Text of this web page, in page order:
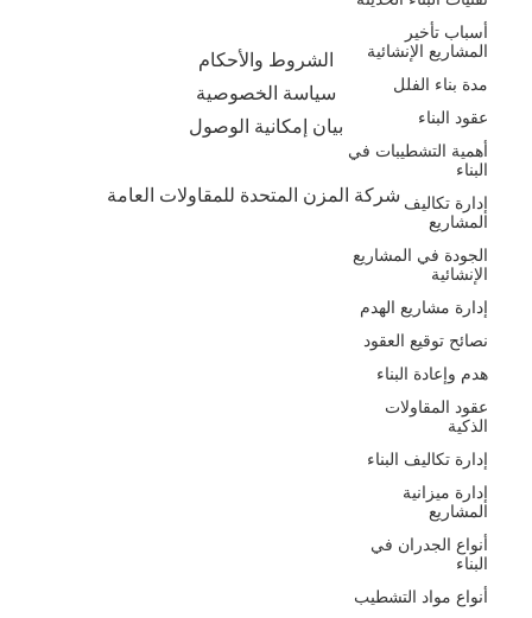
أسباب تأخير
المشاريع الإنشائية
مدة بناء الفلل
عقود البناء
أهمية التشطيبات في
البناء
إدارة تكاليف
المشاريع
الجودة في المشاريع
الإنشائية
إدارة مشاريع الهدم
نصائح توقيع العقود
هدم وإعادة البناء
عقود المقاولات
الذكية
إدارة تكاليف البناء
إدارة ميزانية
المشاريع
أنواع الجدران في
البناء
أنواع مواد التشطيب
الشروط والأحكام
سياسة الخصوصية
بيان إمكانية الوصول
شركة المزن المتحدة للمقاولات العامة